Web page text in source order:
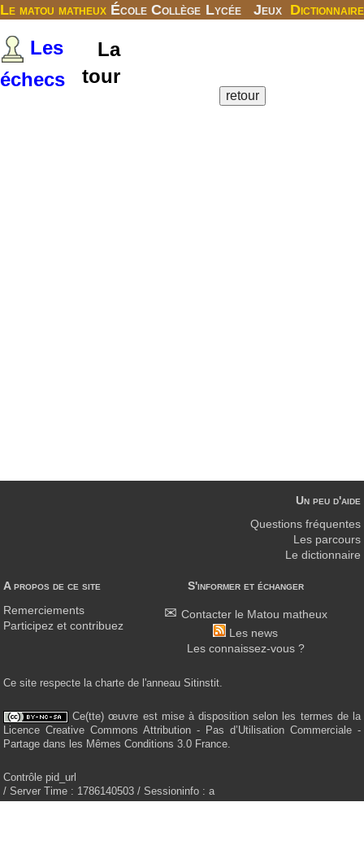
Le matou matheux École Collège Lycée Jeux Dictionnaire
Les
échecs
La
tour
A propos de ce site
Remerciements
Participez et contribuez
S'informer et échanger
Contacter le Matou matheux
Les news
Les connaissez-vous ?
Un peu d'aide
Questions fréquentes
Les parcours
Le dictionnaire
Ce site respecte la charte de l'anneau Sitinstit.
Ce(tte) œuvre est mise à disposition selon les termes de la
Licence Creative Commons Attribution - Pas d’Utilisation Commerciale -
Partage dans les Mêmes Conditions 3.0 France.
Contrôle pid_url
/ Server Time : 1786140503 / Sessioninfo : a